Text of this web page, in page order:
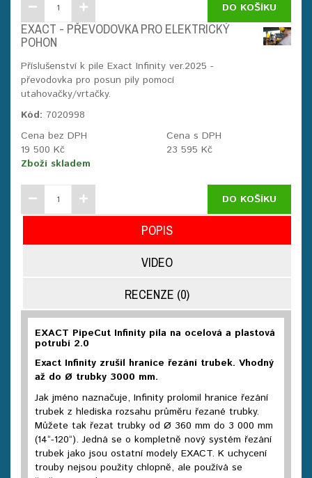
DO KOŠÍKU
EXACT - PŘEVODOVKA PRO ELEKTRICKÝ
POHON
Příslušenství k pile Exact Infinity ver.2025 -
převodovka pro posun pily pomocí
utahovačky/vrtačky.
Kód: 7020998
Cena bez DPH
19 500 Kč
Cena s DPH
23 595 Kč
Zboží skladem
DO KOŠÍKU
POPIS
VIDEO
RECENZE (0)
EXACT PipeCut Infinity pila na ocelová a plastová
potrubí 2.0
Exact Infinity zrušil hranice řezání trubek. Vhodný
až do Ø trubky 3000 mm.
Jak jméno naznačuje, Infinity prolomil hranice řezání
trubek z hlediska rozsahu průměru řezané trubky.
Můžete tak řezat trubky od Ø 360 mm do 3 000 mm
(14“-120“). Jedná se o kompletně nový systém řezání
trubek jako jsou ostatní modely EXACT. K uchycení
trouby nejsou použity chlopně, ale používá se